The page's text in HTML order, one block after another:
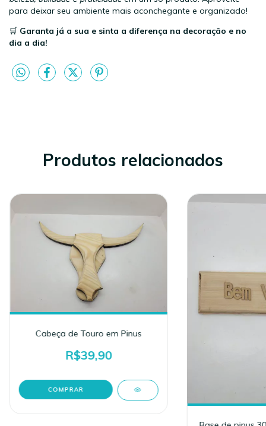
para deixar seu ambiente mais aconchegante e organizado!
🛒 Garanta já a sua e sinta a diferença na decoração e no
dia a dia!
Produtos relacionados
Cabeça de Touro em Pinus
R$39,90